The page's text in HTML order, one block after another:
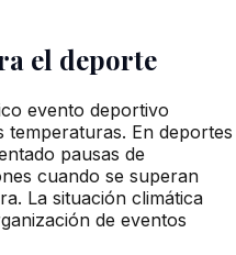
el deporte
evento deportivo
En deportes
pausas de
cuando se superan
La situación climática
de eventos